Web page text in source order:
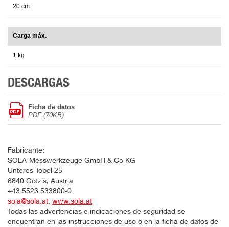
20 cm
Carga máx.
1 kg
DESCARGAS
Ficha de datos
PDF (70KB)
Fabricante:
SOLA-Messwerkzeuge GmbH & Co KG
Unteres Tobel 25
6840 Götzis, Austria
+43 5523 533800-0
sola@sola.at, www.sola.at
Todas las advertencias e indicaciones de seguridad se
encuentran en las instrucciones de uso o en la ficha de datos de